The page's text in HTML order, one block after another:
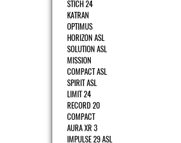
STICH 24
KATRAN
OPTIMUS
HORIZON ASL
SOLUTION ASL
MISSION
COMPACT ASL
SPIRIT ASL
LIMIT 24
RECORD 20
COMPACT
AURA XR 3
IMPULSE 29 ASL